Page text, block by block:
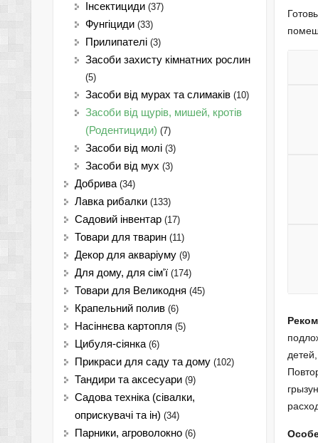
Інсектициди (37)
Фунгіциди (33)
Прилипателі (3)
Засоби захисту кімнатних рослин
(5)
Засоби від мурах та слимаків (10)
Засоби від щурів, мишей, кротів
(Родентициди) (7)
Засоби від молі (3)
Засоби від мух (3)
Добрива (34)
Лавка рибалки (133)
Садовий інвентар (17)
Товари для тварин (11)
Декор для акваріуму (9)
Для дому, для сім'ї (174)
Товари для Великодня (45)
Крапельний полив (6)
Насіннєва картопля (5)
Цибуля-сіянка (6)
Прикраси для саду та дому (102)
Тандири та аксесуари (9)
Садова техніка (сівалки,
оприскувачі та ін) (34)
Парники, агроволокно (6)